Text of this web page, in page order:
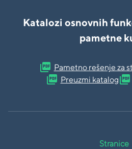
Katalozi osnovnih
pametne
picture_as_pdf Pametno rešenje za
picture_as_pdf Preuzmi katalogpicture_as_pdf
Stranice